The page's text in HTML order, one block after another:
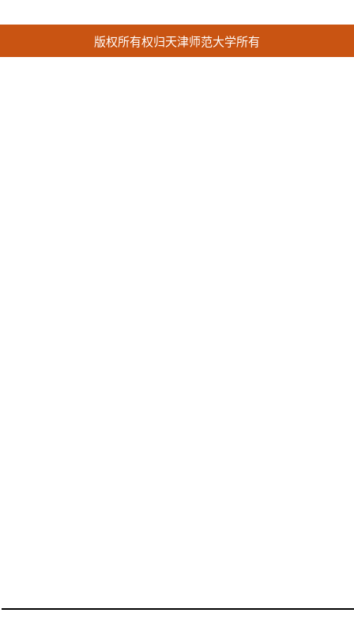
版权所有权归天津师范大学所有